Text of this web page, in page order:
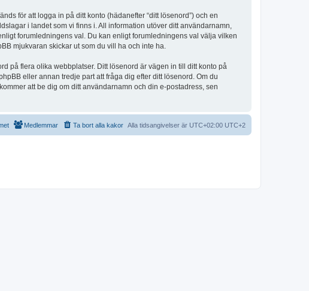
för att logga in på ditt konto (hädanefter “ditt lösenord”) och en
i landet som vi finns i. All information utöver ditt användarnamn,
forumledningens val. Du kan enligt forumledningens val välja vilken
mjukvaran skickar ut som du vill ha och inte ha.
på flera olika webbplatser. Ditt lösenord är vägen in till ditt konto på
eller annan tredje part att fråga dig efter ditt lösenord. Om du
att be dig om ditt användarnamn och din e-postadress, sen
Alla tidsangivelser är UTC+02:00 UTC+2
Ta bort alla kakor
Medlemmar